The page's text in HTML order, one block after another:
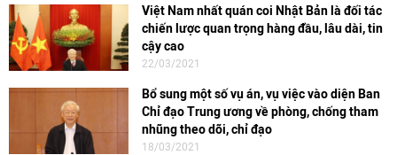
Việt Nam nhất quán coi Nhật Bản là đối tác
chiến lược quan trọng hàng đầu, lâu dài, tin
cậy cao
22/03/2021
Bổ sung một số vụ án, vụ việc vào diện Ban
Chỉ đạo Trung ương về phòng, chống tham
nhũng theo dõi, chỉ đạo
18/03/2021